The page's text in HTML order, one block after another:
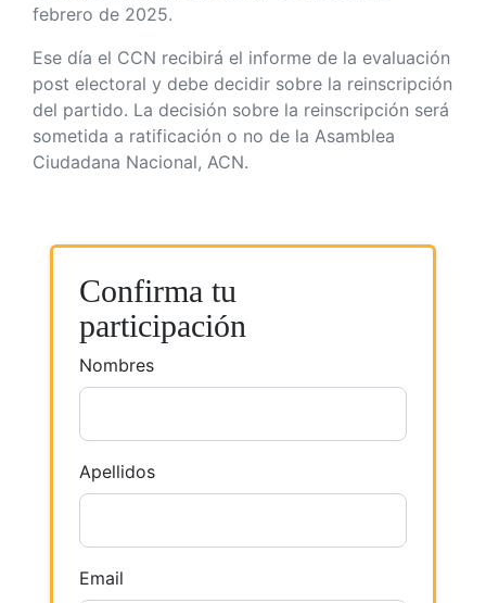
febrero de 2025.
Ese día el CCN recibirá el informe de la evaluación
post electoral y debe decidir sobre la reinscripción
del partido. La decisión sobre la reinscripción será
sometida a ratificación o no de la Asamblea
Ciudadana Nacional, ACN.
Confirma tu
participación
Nombres
Apellidos
Email